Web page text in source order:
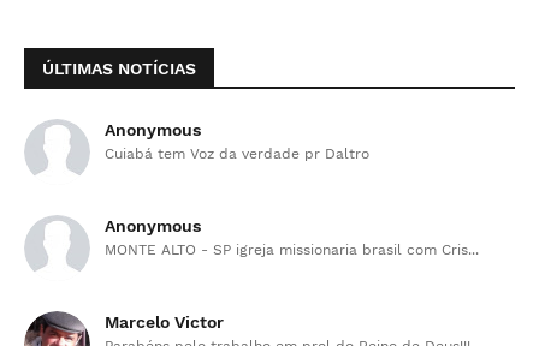
ÚLTIMAS NOTÍCIAS
Anonymous
Cuiabá tem Voz da verdade pr Daltro
Anonymous
MONTE ALTO - SP igreja missionaria brasil com Cris...
Marcelo Victor